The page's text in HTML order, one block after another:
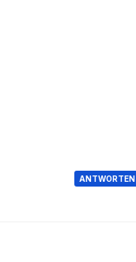
ANTWORTEN